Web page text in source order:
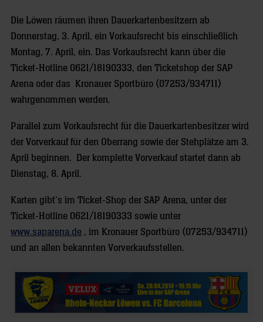
Die Löwen räumen ihren Dauerkartenbesitzern ab
Donnerstag, 3. April, ein Vorkaufsrecht bis einschließlich
Montag, 7. April, ein. Das Vorkaufsrecht kann über die
Ticket-Hotline 0621/18190333, den Ticketshop der SAP
Arena oder das Kronauer Sportbüro (07253/934711)
wahrgenommen werden.
Parallel zum Vorkaufsrecht für die Dauerkartenbesitzer wird
der Vorverkauf für den Oberrang sowie der Stehplätze am 3.
April beginnen. Der komplette Vorverkauf startet dann ab
Dienstag, 8. April.
Karten gibt’s im Ticket-Shop der SAP Arena, unter der
Ticket-Hotline 0621/18190333 sowie unter
www.saparena.de , im Kronauer Sportbüro (07253/934711)
und an allen bekannten Vorverkaufsstellen.